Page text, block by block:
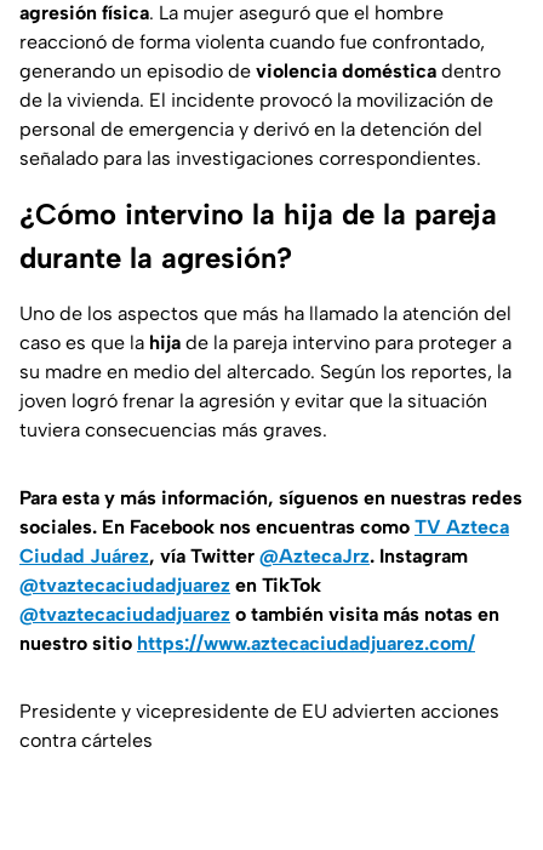
agresión física. La mujer aseguró que el hombre
reaccionó de forma violenta cuando fue confrontado,
generando un episodio de violencia doméstica dentro
de la vivienda. El incidente provocó la movilización de
personal de emergencia y derivó en la detención del
señalado para las investigaciones correspondientes.
¿Cómo intervino la hija de la pareja
durante la agresión?
Uno de los aspectos que más ha llamado la atención del
caso es que la hija de la pareja intervino para proteger a
su madre en medio del altercado. Según los reportes, la
joven logró frenar la agresión y evitar que la situación
tuviera consecuencias más graves.
Para esta y más información, síguenos en nuestras redes
sociales. En Facebook nos encuentras como TV Azteca
Ciudad Juárez, vía Twitter @AztecaJrz. Instagram
@tvaztecaciudadjuarez en TikTok
@tvaztecaciudadjuarez o también visita más notas en
nuestro sitio https://www.aztecaciudadjuarez.com/
Presidente y vicepresidente de EU advierten acciones
contra cárteles